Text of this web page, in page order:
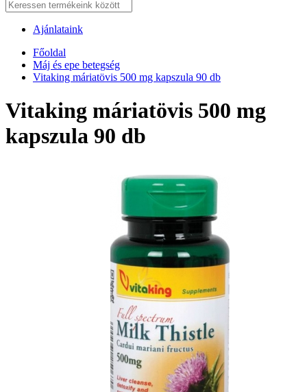
Ajánlataink
Főoldal
Máj és epe betegség
Vitaking máriatövis 500 mg kapszula 90 db
Vitaking máriatövis 500 mg
kapszula 90 db